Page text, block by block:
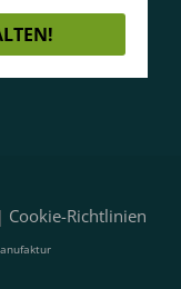
Cookie-Richtlinien